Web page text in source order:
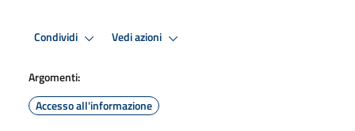
Condividi Vedi azioni
Argomenti:
Accesso all'informazione